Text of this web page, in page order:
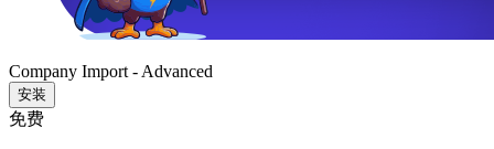
Company Import - Advanced
安装
免费